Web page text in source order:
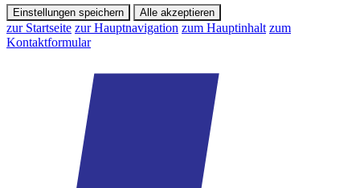
Einstellungen speichern Alle akzeptieren
zur Startseite zur Hauptnavigation zum Hauptinhalt zum
Kontaktformular